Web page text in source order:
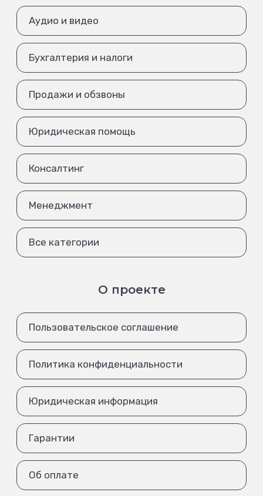
Аудио и видео
Бухгалтерия и налоги
Продажи и обзвоны
Юридическая помощь
Консалтинг
Менеджмент
Все категории
О проекте
Пользовательское соглашение
Политика конфиденциальности
Юридическая информация
Гарантии
Об оплате